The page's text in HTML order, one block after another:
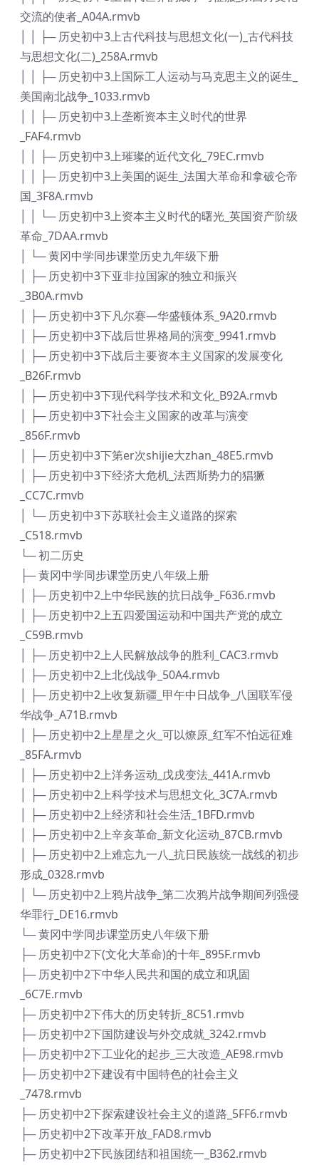
交流的使者_A04A.rmvb
│ │ ├─ 历史初中3上古代科技与思想文化(一)_古代科技
与思想文化(二)_258A.rmvb
│ │ ├─ 历史初中3上国际工人运动与马克思主义的诞生_
美国南北战争_1033.rmvb
│ │ ├─ 历史初中3上垄断资本主义时代的世界
_FAF4.rmvb
│ │ ├─ 历史初中3上璀璨的近代文化_79EC.rmvb
│ │ ├─ 历史初中3上美国的诞生_法国大革命和拿破仑帝
国_3F8A.rmvb
│ │ └─ 历史初中3上资本主义时代的曙光_英国资产阶级
革命_7DAA.rmvb
│ └─ 黄冈中学同步课堂历史九年级下册
│ ├─ 历史初中3下亚非拉国家的独立和振兴
_3B0A.rmvb
│ ├─ 历史初中3下凡尔赛—华盛顿体系_9A20.rmvb
│ ├─ 历史初中3下战后世界格局的演变_9941.rmvb
│ ├─ 历史初中3下战后主要资本主义国家的发展变化
_B26F.rmvb
│ ├─ 历史初中3下现代科学技术和文化_B92A.rmvb
│ ├─ 历史初中3下社会主义国家的改革与演变
_856F.rmvb
│ ├─ 历史初中3下第er次shijie大zhan_48E5.rmvb
│ ├─ 历史初中3下经济大危机_法西斯势力的猖獗
_CC7C.rmvb
│ └─ 历史初中3下苏联社会主义道路的探索
_C518.rmvb
└─ 初二历史
├─ 黄冈中学同步课堂历史八年级上册
│ ├─ 历史初中2上中华民族的抗日战争_F636.rmvb
│ ├─ 历史初中2上五四爱国运动和中国共产党的成立
_C59B.rmvb
│ ├─ 历史初中2上人民解放战争的胜利_CAC3.rmvb
│ ├─ 历史初中2上北伐战争_50A4.rmvb
│ ├─ 历史初中2上收复新疆_甲午中日战争_八国联军侵
华战争_A71B.rmvb
│ ├─ 历史初中2上星星之火_可以燎原_红军不怕远征难
_85FA.rmvb
│ ├─ 历史初中2上洋务运动_戊戌变法_441A.rmvb
│ ├─ 历史初中2上科学技术与思想文化_3C7A.rmvb
│ ├─ 历史初中2上经济和社会生活_1BFD.rmvb
│ ├─ 历史初中2上辛亥革命_新文化运动_87CB.rmvb
│ ├─ 历史初中2上难忘九一八_抗日民族统一战线的初步
形成_0328.rmvb
│ └─ 历史初中2上鸦片战争_第二次鸦片战争期间列强侵
华罪行_DE16.rmvb
└─ 黄冈中学同步课堂历史八年级下册
├─ 历史初中2下(文化大革命)的十年_895F.rmvb
├─ 历史初中2下中华人民共和国的成立和巩固
_6C7E.rmvb
├─ 历史初中2下伟大的历史转折_8C51.rmvb
├─ 历史初中2下国防建设与外交成就_3242.rmvb
├─ 历史初中2下工业化的起步_三大改造_AE98.rmvb
├─ 历史初中2下建设有中国特色的社会主义
_7478.rmvb
├─ 历史初中2下探索建设社会主义的道路_5FF6.rmvb
├─ 历史初中2下改革开放_FAD8.rmvb
├─ 历史初中2下民族团结和祖国统一_B362.rmvb